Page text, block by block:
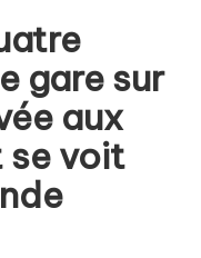
gare sur
aux
se voit